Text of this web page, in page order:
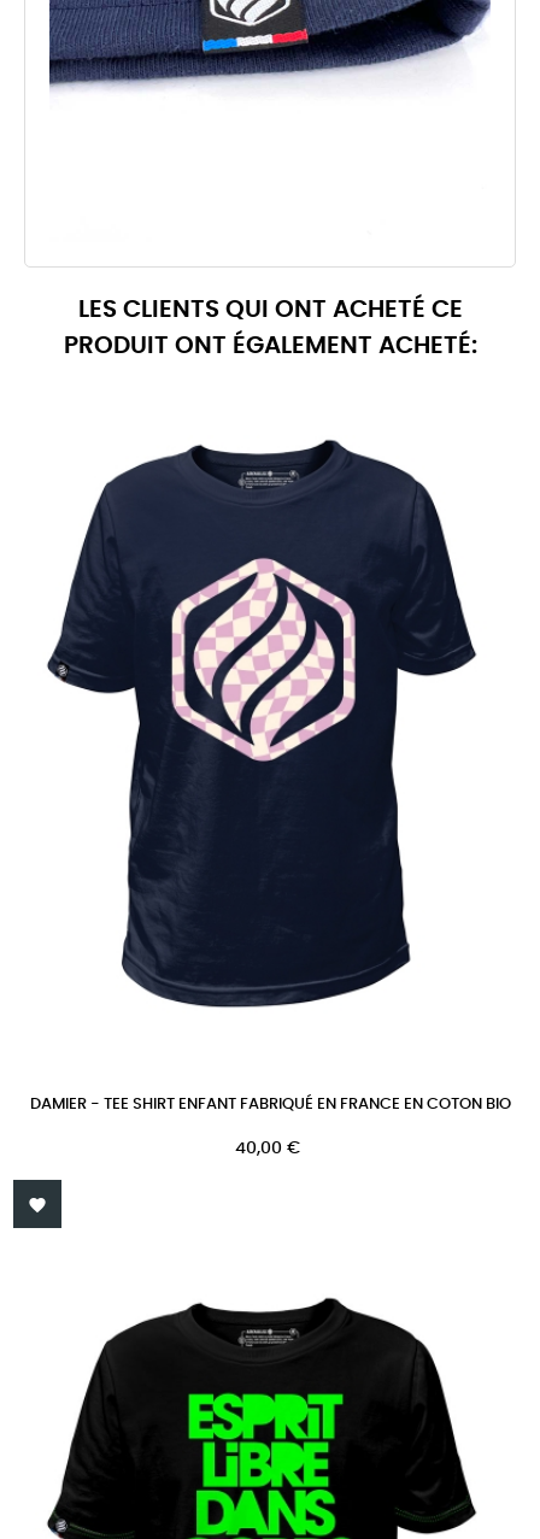
LES CLIENTS QUI ONT ACHETÉ CE
PRODUIT ONT ÉGALEMENT ACHETÉ:
DAMIER - TEE SHIRT ENFANT FABRIQUÉ EN FRANCE EN COTON BIO
Prix
40,00 €
